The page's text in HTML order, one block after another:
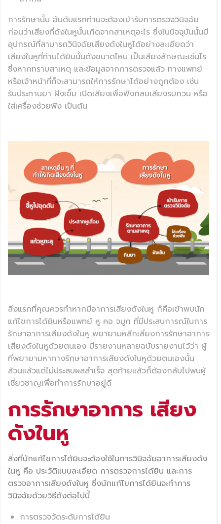
การรักษานั้น อันดับแรกท่านจะต้องเข้ารับการตรวจวินิจฉัย
ก่อนว่าเสียงที่ดังในหูนั้นเกิดจากสาเหตุอะไร ซึ่งในปัจจุบันนั้นมี
อุปกรณ์ที่สามารถวินิจฉัยเสียงดังในหูได้อย่างละเอียดว่า
เสียงในหูที่ท่านได้ยินนั้นดังขนาดไหน เป็นเสียงลักษณะเช่นไร
ซึ่งหากทราบสาเหตุ และข้อมูลจากการตรวจแล้ว ทางแพทย์
หรือเจ้าหน้าที่ก็จะสามารถให้การรักษาได้อย่างถูกต้อง เช่น
รับประทานยา ฝังเข็ม เปิดเสียงเพื่อฟังกลบเสียงรบกวน หรือ
ใส่เครื่องช่วยฟัง เป็นต้น
สิ่งแรกที่คุณควรทำหากมีอาการเสียงดังในหู ก็คือเข้าพบนัก
แก้ไขการได้ยินหรือแพทย์ หู คอ จมูก ที่มีประสบการณ์ในการ
รักษาอาการเสียงดังในหู พยายามหลีกเลี่ยงการรักษาอาการ
เสียงดังในหูด้วยตนเอง มีรายงานหลายฉบับรายงานไว้ว่า ผู้
ที่พยายามหาทางรักษาอาการเสียงดังในหูด้วยตนเองนั้น
ล้วนแล้วแต่ไม่ประสบผลสำเร็จ สุดท้ายแล้วก็ต้องกลับไปพบผู้
เชี่ยวชาญเพื่อทำการรักษาอยู่ดี
การรักษาอาการ เสียง
ดังในหู
สิ่งที่นักแก้ไขการได้ยินจะต้องใช้ในการวินิจฉัยอาการเสียงดัง
ในหู คือ ประวัติแบบละเอียด การตรวจการได้ยิน และการ
ตรวจอาการเสียงดังในหู ซึ่งนักแก้ไขการได้ยินจะทำการ
วินิจฉัยด้วยวิธีดังต่อไปนี้
การตรวจวัดระดับการได้ยิน